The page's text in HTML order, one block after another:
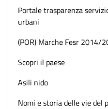
Portale trasparenza
urbani
(POR) Marche Fesr 2014/
Scopri il paese
Asili nido
Nomi e storia delle vie del